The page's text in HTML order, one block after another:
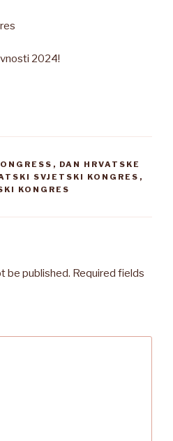
2024!
, DAN HRVATSKE
SVJETSKI KONGRES ,
KONGRES
be published. Required fields